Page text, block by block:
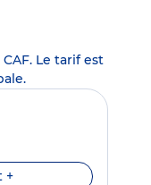
Le tarif est
+